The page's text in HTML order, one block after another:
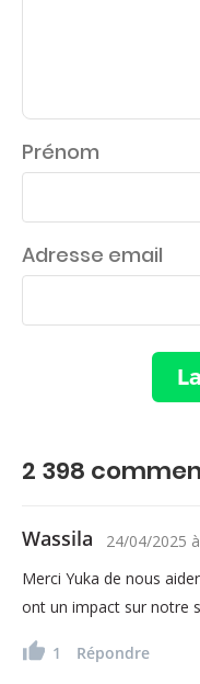
Prénom
Adresse email
2 398
Wassila 24/04/2025 à
Merci Yuka de nous
ont un impact sur notre
1 Répondre